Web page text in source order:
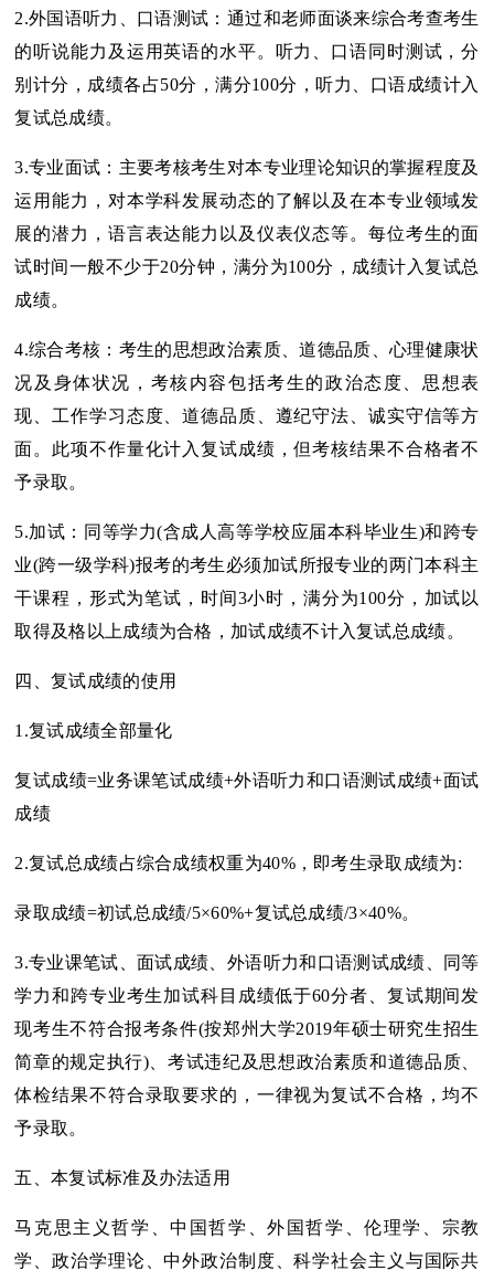
2.外国语听力、口语测试：通过和老师面谈来综合考查考生
的听说能力及运用英语的水平。听力、口语同时测试，分
别计分，成绩各占50分，满分100分，听力、口语成绩计入
复试总成绩。
3.专业面试：主要考核考生对本专业理论知识的掌握程度及
运用能力，对本学科发展动态的了解以及在本专业领域发
展的潜力，语言表达能力以及仪表仪态等。每位考生的面
试时间一般不少于20分钟，满分为100分，成绩计入复试总
成绩。
4.综合考核：考生的思想政治素质、道德品质、心理健康状
况及身体状况，考核内容包括考生的政治态度、思想表
现、工作学习态度、道德品质、遵纪守法、诚实守信等方
面。此项不作量化计入复试成绩，但考核结果不合格者不
予录取。
5.加试：同等学力(含成人高等学校应届本科毕业生)和跨专
业(跨一级学科)报考的考生必须加试所报专业的两门本科主
干课程，形式为笔试，时间3小时，满分为100分，加试以
取得及格以上成绩为合格，加试成绩不计入复试总成绩。
四、复试成绩的使用
1.复试成绩全部量化
复试成绩=业务课笔试成绩+外语听力和口语测试成绩+面试
成绩
2.复试总成绩占综合成绩权重为40%，即考生录取成绩为:
录取成绩=初试总成绩/5×60%+复试总成绩/3×40%。
3.专业课笔试、面试成绩、外语听力和口语测试成绩、同等
学力和跨专业考生加试科目成绩低于60分者、复试期间发
现考生不符合报考条件(按郑州大学2019年硕士研究生招生
简章的规定执行)、考试违纪及思想政治素质和道德品质、
体检结果不符合录取要求的，一律视为复试不合格，均不
予录取。
五、本复试标准及办法适用
马克思主义哲学、中国哲学、外国哲学、伦理学、宗教
学、政治学理论、中外政治制度、科学社会主义与国际共